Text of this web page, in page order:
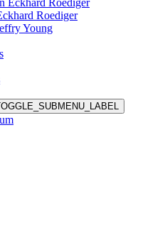
Eckhard Roediger
Roediger
Young